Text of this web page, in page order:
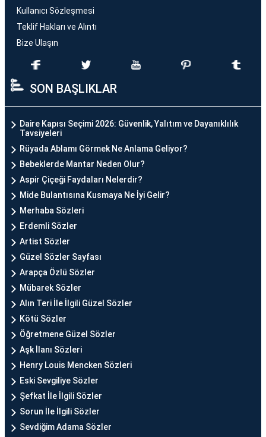
Kullanıcı Sözleşmesi
Teklif Hakları ve Alıntı
Bize Ulaşın
SON BAŞLIKLAR
Daire Kapısı Seçimi 2026: Güvenlik, Yalıtım ve Dayanıklılık
Tavsiyeleri
Rüyada Ablamı Görmek Ne Anlama Geliyor?
Bebeklerde Mantar Neden Olur?
Aspir Çiçeği Faydaları Nelerdir?
Mide Bulantısına Kusmaya Ne İyi Gelir?
Merhaba Sözleri
Erdemli Sözler
Artist Sözler
Güzel Sözler Sayfası
Arapça Özlü Sözler
Mübarek Sözler
Alın Teri İle İlgili Güzel Sözler
Kötü Sözler
Öğretmene Güzel Sözler
Aşk İlanı Sözleri
Henry Louis Mencken Sözleri
Eski Sevgiliye Sözler
Şefkat İle İlgili Sözler
Sorun İle İlgili Sözler
Sevdiğim Adama Sözler